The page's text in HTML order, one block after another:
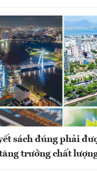
sách đúng phải
trưởng chất